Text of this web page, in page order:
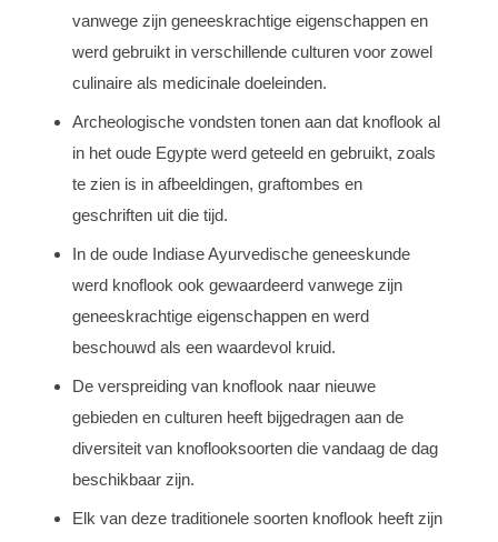
vanwege zijn geneeskrachtige eigenschappen en
werd gebruikt in verschillende culturen voor zowel
culinaire als medicinale doeleinden.
Archeologische vondsten tonen aan dat knoflook al
in het oude Egypte werd geteeld en gebruikt, zoals
te zien is in afbeeldingen, graftombes en
geschriften uit die tijd.
In de oude Indiase Ayurvedische geneeskunde
werd knoflook ook gewaardeerd vanwege zijn
geneeskrachtige eigenschappen en werd
beschouwd als een waardevol kruid.
De verspreiding van knoflook naar nieuwe
gebieden en culturen heeft bijgedragen aan de
diversiteit van knoflooksoorten die vandaag de dag
beschikbaar zijn.
Elk van deze traditionele soorten knoflook heeft zijn